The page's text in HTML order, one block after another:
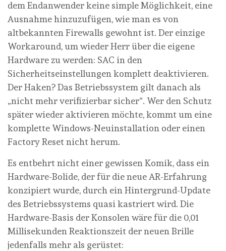
dem Endanwender keine simple Möglichkeit, eine
Ausnahme hinzuzufügen, wie man es von
altbekannten Firewalls gewohnt ist. Der einzige
Workaround, um wieder Herr über die eigene
Hardware zu werden: SAC in den
Sicherheitseinstellungen komplett deaktivieren.
Der Haken? Das Betriebssystem gilt danach als
„nicht mehr verifizierbar sicher“. Wer den Schutz
später wieder aktivieren möchte, kommt um eine
komplette Windows-Neuinstallation oder einen
Factory Reset nicht herum.
Es entbehrt nicht einer gewissen Komik, dass ein
Hardware-Bolide, der für die neue AR-Erfahrung
konzipiert wurde, durch ein Hintergrund-Update
des Betriebssystems quasi kastriert wird. Die
Hardware-Basis der Konsolen wäre für die 0,01
Millisekunden Reaktionszeit der neuen Brille
jedenfalls mehr als gerüstet: